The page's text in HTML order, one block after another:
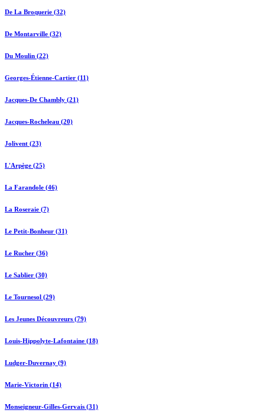
De La Broquerie (32)
De Montarville (32)
Du Moulin (22)
Georges-Étienne-Cartier (11)
Jacques-De Chambly (21)
Jacques-Rocheleau (20)
Jolivent (23)
L'Arpège (25)
La Farandole (46)
La Roseraie (7)
Le Petit-Bonheur (31)
Le Rucher (36)
Le Sablier (30)
Le Tournesol (29)
Les Jeunes Découvreurs (79)
Louis-Hippolyte-Lafontaine (18)
Ludger-Duvernay (9)
Marie-Victorin (14)
Monseigneur-Gilles-Gervais (31)